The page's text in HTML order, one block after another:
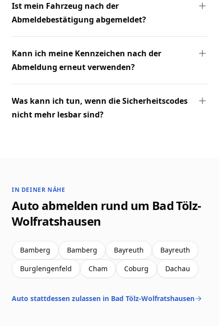
Ist mein Fahrzeug nach der
Abmeldebestätigung abgemeldet?
Kann ich meine Kennzeichen nach der
Abmeldung erneut verwenden?
Was kann ich tun, wenn die Sicherheitscodes
nicht mehr lesbar sind?
IN DEINER NÄHE
Auto abmelden rund um Bad Tölz-
Wolfratshausen
Bamberg Bamberg Bayreuth
Bayreuth
Burglengenfeld
Cham Coburg Dachau
Auto stattdessen zulassen in Bad Tölz-Wolfratshausen